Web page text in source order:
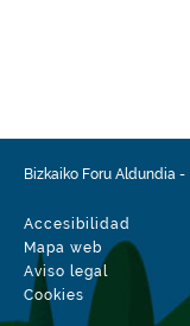
Bizkaiko Foru Aldundia -
Accesibilidad
Mapa web
Aviso legal
Cookies